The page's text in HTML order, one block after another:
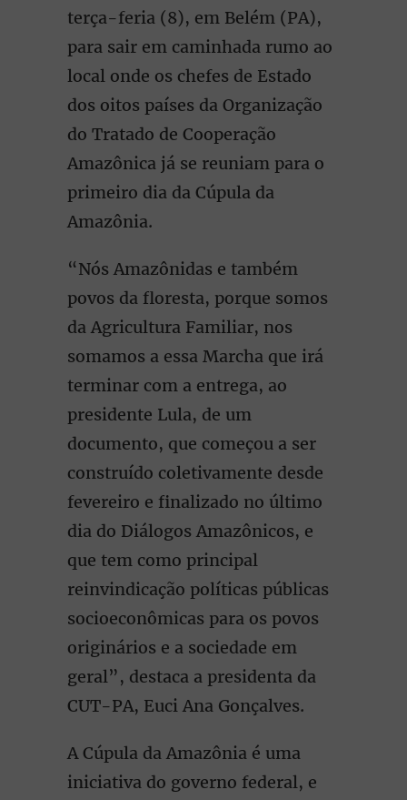
terça-feria (8), em Belém (PA),
para sair em caminhada rumo ao
local onde os chefes de Estado
dos oitos países da Organização
do Tratado de Cooperação
Amazônica já se reuniam para o
primeiro dia da Cúpula da
Amazônia.
“Nós Amazônidas e também
povos da floresta, porque somos
da Agricultura Familiar, nos
somamos a essa Marcha que irá
terminar com a entrega, ao
presidente Lula, de um
documento, que começou a ser
construído coletivamente desde
fevereiro e finalizado no último
dia do Diálogos Amazônicos, e
que tem como principal
reinvindicação políticas públicas
socioeconômicas para os povos
originários e a sociedade em
geral”, destaca a presidenta da
CUT-PA, Euci Ana Gonçalves.
A Cúpula da Amazônia é uma
iniciativa do governo federal, e